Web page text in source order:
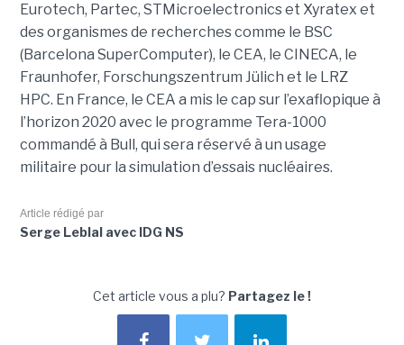
Eurotech, Partec, STMicroelectronics et Xyratex et
des organismes de recherches comme le BSC
(Barcelona SuperComputer), le CEA, le CINECA, le
Fraunhofer, Forschungszentrum Jülich et le LRZ
HPC. En France, le CEA a mis le cap sur l’exaflopique à
l’horizon 2020 avec le programme Tera-1000
commandé à Bull, qui sera réservé à un usage
militaire pour la simulation d’essais nucléaires.
Article rédigé par
Serge Leblal avec IDG NS
Cet article vous a plu? Partagez le !